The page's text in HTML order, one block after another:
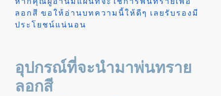
ลอกสี ขอให้อ่านบทความนี้ให้ดีๆ เลยรับรองมี
ประโยชน์แน่นอน
อุปกรณ์ที่จะนำมาพ่นทราย
ลอกสี